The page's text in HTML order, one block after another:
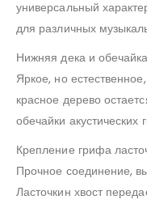
универсальный
для различных
Нижняя дека и
Яркое, но
красное дерево
обечайки акустических
Крепление грифа
Прочное соединение,
Ласточкин хвост